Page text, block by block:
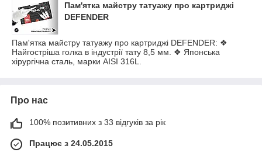
Пам'ятка майстру татуажу про картриджі
DEFENDER
Пам'ятка майстру татуажу про картриджі DEFENDER: ❖
Найгостріша голка в індустрії тату 8,5 мм. ❖ Японська
хірургічна сталь, марки AISI 316L.
Про нас
100% позитивних з 33 відгуків за рік
Працює з 24.05.2015